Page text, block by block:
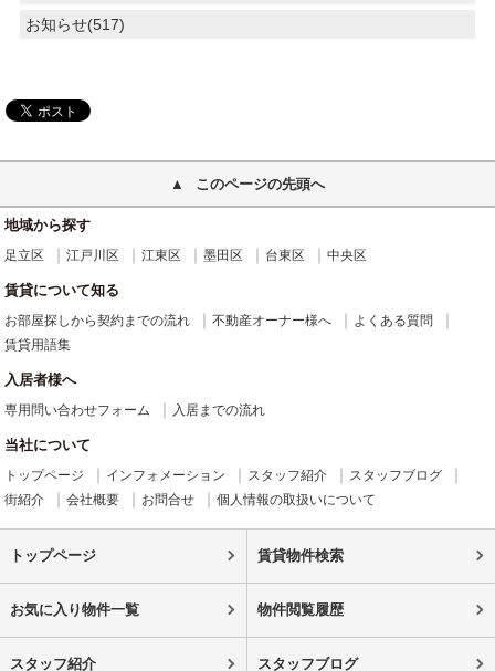
お知らせ(517)
このページの先頭へ
地域から探す
足立区 江戸川区 江東区 墨田区 台東区 中央区
賃貸について知る
お部屋探しから契約までの流れ 不動産オーナー様へ
よくある質問
賃貸用語集
入居者様へ
専用問い合わせフォーム 入居までの流れ
当社について
トップページ インフォメーション スタッフ紹介
スタッフブログ
街紹介
会社概要 お問合せ 個人情報の取扱いについて
トップページ 賃貸物件検索
お気に入り物件一覧 物件閲覧履歴
スタッフ紹介 スタッフブログ